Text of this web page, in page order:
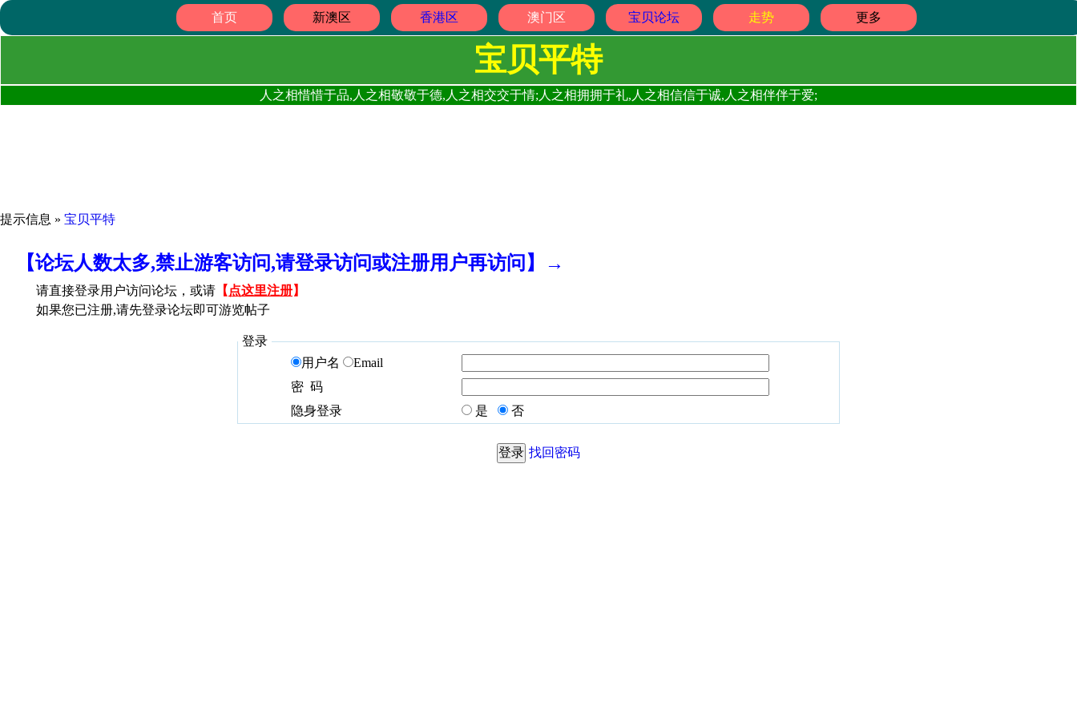
首页 新澳区 香港区 澳门区 宝贝论坛 走势 更多
宝贝平特
人之相惜惜于品,人之相敬敬于德,人之相交交于情;人之相拥拥于礼,人之相信信于诚,人之相伴伴于爱;
提示信息 » 宝贝平特
【论坛人数太多,禁止游客访问,请登录访问或注册用户再访问】→
请直接登录用户访问论坛，或请 【 点这里注册】
如果您已注册,请先登录论坛即可游览帖子
登录
用户名
Email
密 码
隐身登录
是 否
找回密码